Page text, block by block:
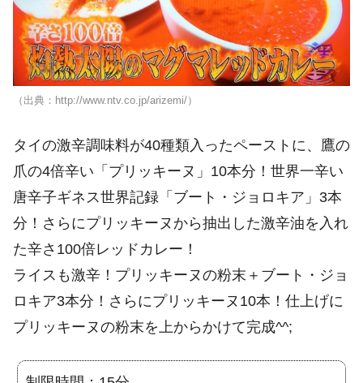
（出典：http://www.ntv.co.jp/arizemi/）
タイの激辛調味料が40種類入ったペーストに、鷹の
爪の4倍辛い「プリッキーヌ」10本分！世界一辛い
唐辛子ギネス世界記録「ブート・ジョロキア」3本
分！さらにプリッキーヌから抽出した激辛油を入れ
た辛さ100倍レッドカレー！
ライスも激辛！プリッキーヌの粉末＋ブート・ジョ
ロキア3本分！さらにプリッキーヌ10本！仕上げに
プリッキーヌの粉末を上からかけて完成^^;